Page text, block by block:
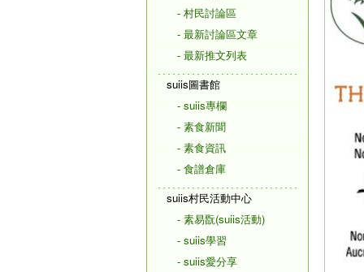
- 村民討論區
- 最新討論區文章
- 最新推文列表
suiis圖書館
- suiis專欄
- 素食新聞
- 素食資訊
- 食譜倉庫
suiis村民活動中心
- 素易翫(suiis活動)
- suiis學習
- suiis愛分享